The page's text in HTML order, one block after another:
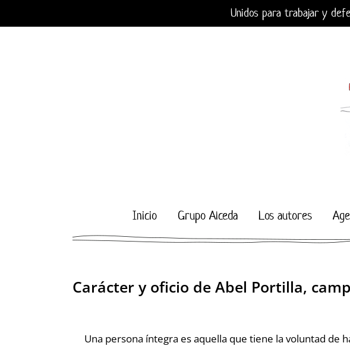
Unidos para trabajar y
Inicio Grupo Alceda Los autores
Carácter y oficio de Abel Portilla,
Una persona íntegra es aquella que tiene la voluntad de